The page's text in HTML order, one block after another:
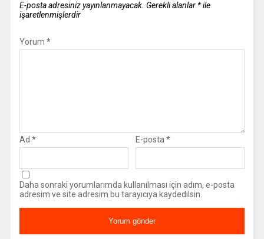
E-posta adresiniz yayınlanmayacak. Gerekli alanlar *ile
işaretlenmişlerdir
Yorum *
Ad * E-posta *
Daha sonraki yorumlarımda kullanılması için adım, e-posta
adresim ve site adresim bu tarayıcıya kaydedilsin.